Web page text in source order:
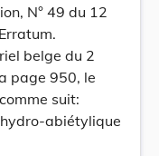
N° 49 du 12
belge du 2
page 950, le
suit:
hydro-abiétylique